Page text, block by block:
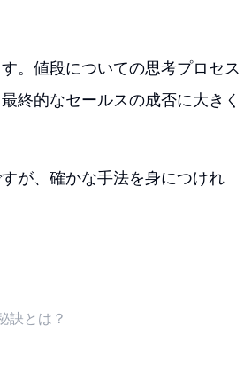
。値段についての思考プロセス
終的なセールスの成否に大きく
が、確かな手法を身につけれ
訣とは？